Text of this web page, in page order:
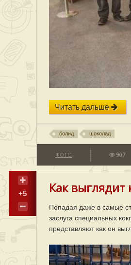
Читать дальше
болид шоколад
ФОТО 907
+5 Как
Попадая даже в самые
заслуга специальных
представляют как он